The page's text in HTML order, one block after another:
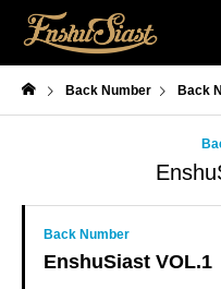
Back Number Back
Back Number
EnshuSiast VOL.1